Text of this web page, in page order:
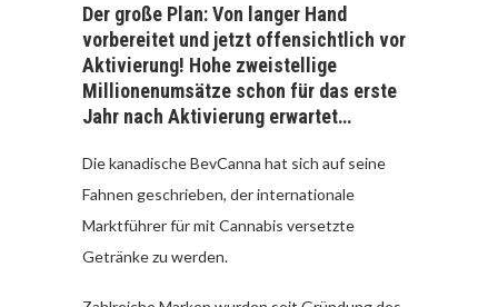
Der große Plan: Von langer Hand
vorbereitet und jetzt offensichtlich vor
Aktivierung! Hohe zweistellige
Millionenumsätze schon für das erste
Jahr nach Aktivierung erwartet…
Die kanadische BevCanna hat sich auf seine
Fahnen geschrieben, der internationale
Marktführer für mit Cannabis versetzte
Getränke zu werden.